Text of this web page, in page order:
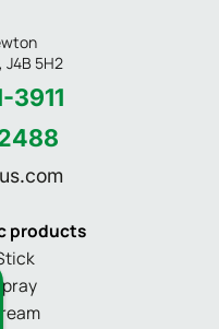
J4B 5H2
3911
products